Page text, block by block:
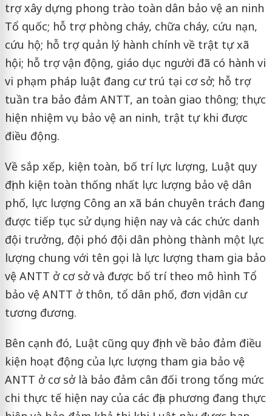
trợ xây dựng phong trào toàn dân bảo vệ an ninh
Tổ quốc; hỗ trợ phòng cháy, chữa cháy, cứu nạn,
cứu hộ; hỗ trợ quản lý hành chính về trật tự xã
hội; hỗ trợ vận động, giáo dục người đã có hành vi
vi phạm pháp luật đang cư trú tại cơ sở; hỗ trợ
tuần tra bảo đảm ANTT, an toàn giao thông; thực
hiện nhiệm vụ bảo vệ an ninh, trật tự khi được
điều động.
Về sắp xếp, kiện toàn, bố trí lực lượng, Luật quy
định kiện toàn thống nhất lực lượng bảo vệ dân
phố, lực lượng Công an xã bán chuyên trách đang
được tiếp tục sử dụng hiện nay và các chức danh
đội trưởng, đội phó đội dân phòng thành một lực
lượng chung với tên gọi là lực lượng tham gia bảo
vệ ANTT ở cơ sở và được bố trí theo mô hình Tổ
bảo vệ ANTT ở thôn, tổ dân phố, đơn vị dân cư
tương đương.
Bên cạnh đó, Luật cũng quy định về bảo đảm điều
kiện hoạt động của lực lượng tham gia bảo vệ
ANTT ở cơ sở là bảo đảm cân đối trong tổng mức
chi thực tế hiện nay của các địa phương đang thực